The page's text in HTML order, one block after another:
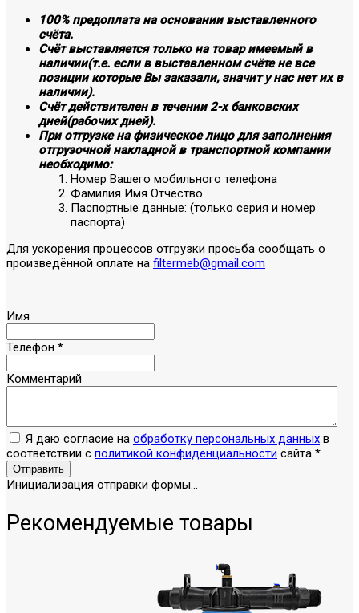
100% предоплата на основании выставленного
счёта.
Счёт выставляется только на товар имеемый в
наличии(т.е. если в выставленном счёте не все
позиции которые Вы заказали, значит у нас нет их в
наличии).
Счёт действителен в течении 2-х банковских
дней(рабочих дней).
При отгрузке на физическое лицо для заполнения
отгрузочной накладной в транспортной компании
необходимо:
Номер Вашего мобильного телефона
Фамилия Имя Отчество
Паспортные данные: (только серия и номер
паспорта)
Для ускорения процессов отгрузки просьба сообщать о
произведённой оплате на filtermeb@gmail.com
Имя
Телефон *
Комментарий
Я даю согласие на обработку персональных данных в
соответствии с политикой конфиденциальности сайта *
Отправить
Инициализация отправки формы...
Рекомендуемые товары